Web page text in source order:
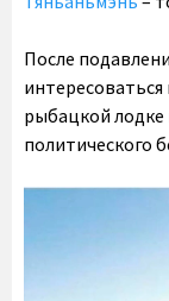
После
рыбацкой лодке
политического